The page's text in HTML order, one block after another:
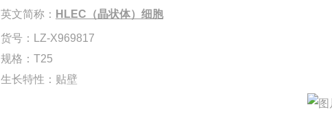
英文简称： HLEC（晶状体）细胞
货号：
LZ-X969817
规格： T25
生长特性：贴壁